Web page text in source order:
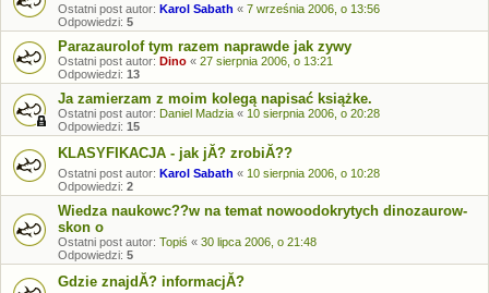
Ostatni post autor: Karol Sabath « 7 września 2006, o 13:56
Odpowiedzi: 5
Parazaurolof tym razem naprawde jak zywy
Ostatni post autor: Dino « 27 sierpnia 2006, o 13:21
Odpowiedzi: 13
Ja zamierzam z moim kolegą napisać książke.
Ostatni post autor: Daniel Madzia « 10 sierpnia 2006, o 20:28
Odpowiedzi: 15
KLASYFIKACJA - jak jĂ? zrobiĂ??
Ostatni post autor: Karol Sabath « 10 sierpnia 2006, o 10:28
Odpowiedzi: 2
Wiedza naukowc??w na temat nowoodokrytych dinozaurow-
skon o
Ostatni post autor: Topiś « 30 lipca 2006, o 21:48
Odpowiedzi: 5
Gdzie znajdĂ? informacjĂ?